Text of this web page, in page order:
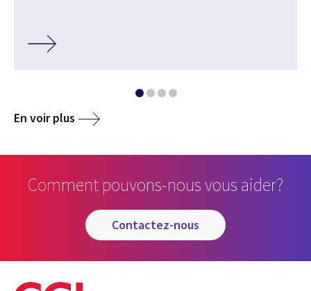
En voir plus
Comment pouvons-nous vous aider?
contactez-nous